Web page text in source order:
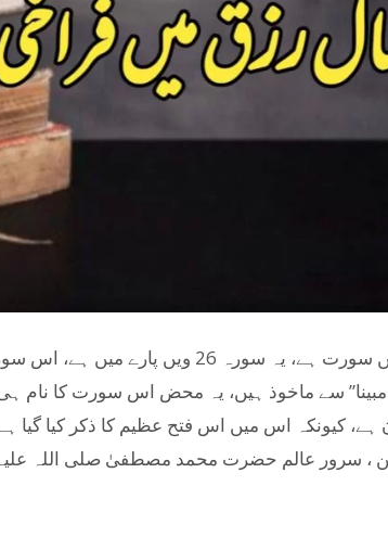
مبینا” سے ماخوذ ہیں، یہ محض اس سورت کا نام
کیونکہ اس میں اس فتح عظیم کا ذکر کیا گیا
، سرور عالم حضرت محمد مصطفیٰ صلی اللہ